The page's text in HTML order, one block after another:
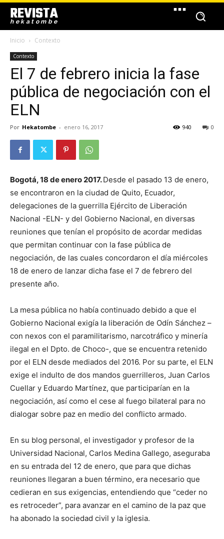
REVISTA
hekatombe
Inicio Contexto
Contexto
El 7 de febrero inicia la fase
pública de negociación con el
ELN
Por Hekatombe - enero 16, 2017 0
940
Bogotá, 18 de enero 2017.Desde el pasado 13 de enero,
se encontraron en la ciudad de Quito, Ecuador,
delegaciones de la guerrilla Ejército de Liberación
Nacional -ELN- y del Gobierno Nacional, en diversas
reuniones que tenían el propósito de acordar medidas
que permitan continuar con la fase pública de
negociación, de las cuales concordaron el día miércoles
18 de enero de lanzar dicha fase el 7 de febrero del
presente año.
La mesa pública no había continuado debido a que el
Gobierno Nacional exigía la liberación de Odín Sánchez –
con nexos con el paramilitarismo, narcotráfico y minería
ilegal en el Dpto. de Choco-, que se encuentra retenido
por el ELN desde mediados del 2016. Por su parte, el ELN
exige el indulto de dos mandos guerrilleros, Juan Carlos
Cuellar y Eduardo Martínez, que participarían en la
negociación, así como el cese al fuego bilateral para no
dialogar sobre paz en medio del conflicto armado.
En su blog personal, el investigador y profesor de la
Universidad Nacional, Carlos Medina Gallego, aseguraba
en su entrada del 12 de enero, que para que dichas
reuniones llegaran a buen término, era necesario que
cedieran en sus exigencias, entendiendo que “ceder no
es retroceder”, para avanzar en el camino de la paz que
ha abonado la sociedad civil y la iglesia.